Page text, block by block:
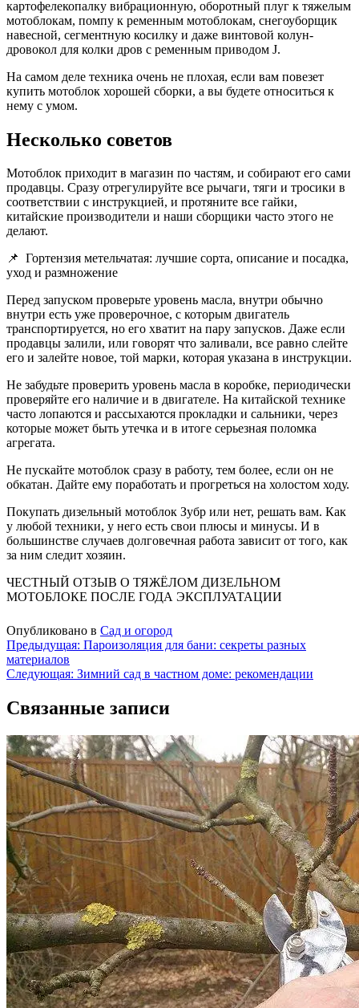
картофелекопалку вибрационную, оборотный плуг к тяжелым
мотоблокам, помпу к ременным мотоблокам, снегоуборщик
навесной, сегментную косилку и даже винтовой колун-
дровокол для колки дров с ременным приводом J.
На самом деле техника очень не плохая, если вам повезет
купить мотоблок хорошей сборки, а вы будете относиться к
нему с умом.
Несколько советов
Мотоблок приходит в магазин по частям, и собирают его сами
продавцы. Сразу отрегулируйте все рычаги, тяги и тросики в
соответствии с инструкцией, и протяните все гайки,
китайские производители и наши сборщики часто этого не
делают.
📌 Гортензия метельчатая: лучшие сорта, описание и посадка,
уход и размножение
Перед запуском проверьте уровень масла, внутри обычно
внутри есть уже проверочное, с которым двигатель
транспортируется, но его хватит на пару запусков. Даже если
продавцы залили, или говорят что заливали, все равно слейте
его и залейте новое, той марки, которая указана в инструкции.
Не забудьте проверить уровень масла в коробке, периодически
проверяйте его наличие и в двигателе. На китайской технике
часто лопаются и рассыхаются прокладки и сальники, через
которые может быть утечка и в итоге серьезная поломка
агрегата.
Не пускайте мотоблок сразу в работу, тем более, если он не
обкатан. Дайте ему поработать и прогреться на холостом ходу.
Покупать дизельный мотоблок Зубр или нет, решать вам. Как
у любой техники, у него есть свои плюсы и минусы. И в
большинстве случаев долговечная работа зависит от того, как
за ним следит хозяин.
ЧЕСТНЫЙ ОТЗЫВ О ТЯЖЁЛОМ ДИЗЕЛЬНОМ
МОТОБЛОКЕ ПОСЛЕ ГОДА ЭКСПЛУАТАЦИИ
Опубликовано в Сад и огород
Навигация
по
Предыдущая: Пароизоляция для бани: секреты разных
материалов
Следующая: Зимний сад в частном доме: рекомендации
Связанные записи